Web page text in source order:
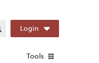
Login
Tools